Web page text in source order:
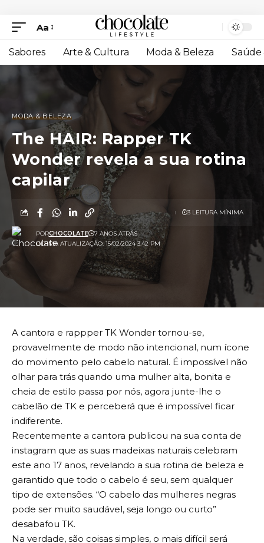
Aa
Sabores Arte & Cultura Moda & Beleza Saúde
MODA & BELEZA
The HAIR: Rapper TK
Wonder revela a sua rotina
capilar
ULTIMA ATUALIZAÇÃO: 15/02/2024 3:42 PM
PORCHOCOLATE 7 ANOS ATRÁS
3 LEITURA MÍNIMA
A cantora e rappper TK Wonder tornou-se,
provavelmente de modo não intencional, num ícone
do movimento pelo cabelo natural. É impossível não
olhar para trás quando uma mulher alta, bonita e
cheia de estilo passa por nós, agora junte-lhe o
cabelão de TK e perceberá que é impossível ficar
indiferente.
Recentemente a cantora publicou na sua conta de
instagram que as suas madeixas naturais celebram
este ano 17 anos, revelando a sua rotina de beleza e
garantido que todo o cabelo é seu, sem qualquer
tipo de extensões. “O cabelo das mulheres negras
pode ser muito saudável, seja longo ou curto”
desabafou TK.
Na verdade, são coisas simples, o mais difícil será